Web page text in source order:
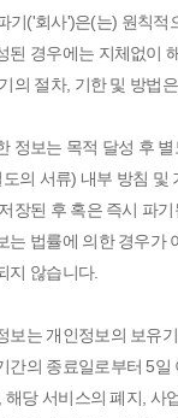
기('회사')은(는) 원칙적
된 경우에는 지체없이
의 절차, 기한 및 방법
정보는 목적 달성 후
의 서류) 내부 방침 및
장된 후 혹은 즉시 파기
는 법률에 의한 경우가
지 않습니다.
보는 개인정보의 보유
간의 종료일로부터 5일
해당 서비스의 폐지, 사